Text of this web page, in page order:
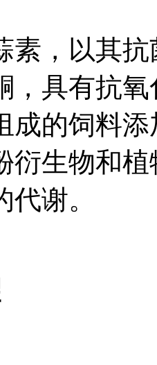
素，以其
，具有抗
成的饲料
衍生物和
谢。